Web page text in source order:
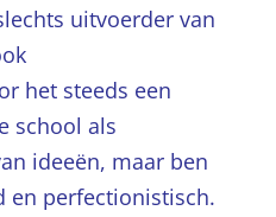
uitvoerder van
het steeds een
school als
ideeën, maar ben
en perfectionistisch.